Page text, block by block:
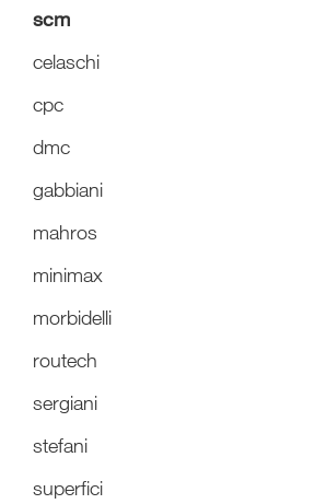
scm
celaschi
cpc
dmc
gabbiani
mahros
minimax
morbidelli
routech
sergiani
stefani
superfici